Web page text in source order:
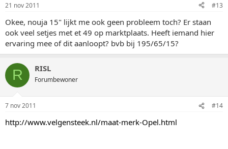
21 nov 2011 #13
Okee, nouja 15" lijkt me ook geen probleem toch? Er staan
ook veel setjes met et 49 op marktplaats. Heeft iemand hier
ervaring mee of dit aanloopt? bvb bij 195/65/15?
R RISL
Forumbewoner
7 nov 2011 #14
http://www.velgensteek.nl/maat-merk-Opel.html